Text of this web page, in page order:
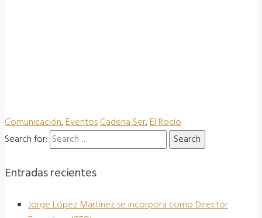
Comunicación,EventosCadena Ser,El Rocío
Search for:
Entradas recientes
Jorge López Martínez se incorpora como Director